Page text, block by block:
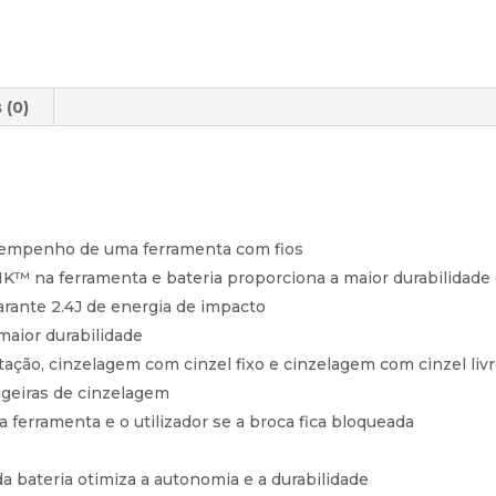
(0)
de uma ferramenta com fios
na ferramenta e bateria proporciona a maior
2.4J de energia de impacto
durabilidade
cinzelagem com cinzel fixo e cinzelagem com cinzel
de cinzelagem
ferramenta e o utilizador se a broca fica bloqueada
bateria otimiza a autonomia e a durabilidade